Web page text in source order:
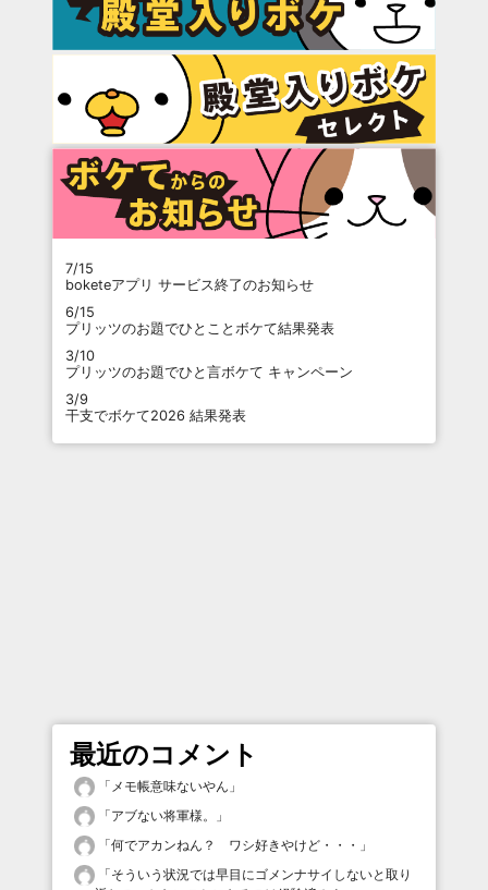
7/15
boketeアプリ サービス終了のお知らせ
6/15
プリッツのお題でひとことボケて結果発表
3/10
プリッツのお題でひと言ボケて キャンペーン
3/9
干支でボケて2026 結果発表
最近のコメント
「 メモ帳意味ないやん 」
「アブない将軍様。
」
「何でアカンねん？ ワシ好きやけど・・・ 」
「そういう状況では早目にゴメンナサイしないと取り